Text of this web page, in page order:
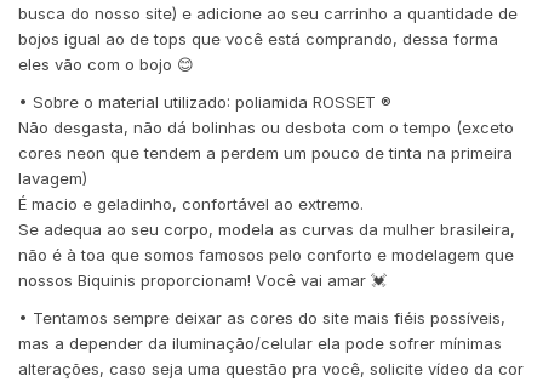
busca do nosso site) e adicione ao seu carrinho a quantidade de
bojos igual ao de tops que você está comprando, dessa forma
eles vão com o bojo 😊
• Sobre o material utilizado: poliamida ROSSET ®️
Não desgasta, não dá bolinhas ou desbota com o tempo (exceto
cores neon que tendem a perdem um pouco de tinta na primeira
lavagem)
É macio e geladinho, confortável ao extremo.
Se adequa ao seu corpo, modela as curvas da mulher brasileira,
não é à toa que somos famosos pelo conforto e modelagem que
nossos Biquinis proporcionam! Você vai amar 💓
• Tentamos sempre deixar as cores do site mais fiéis possíveis,
mas a depender da iluminação/celular ela pode sofrer mínimas
alterações, caso seja uma questão pra você, solicite vídeo da cor